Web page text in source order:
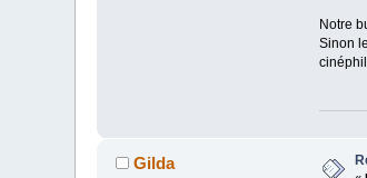
Notre
Sinon
Gilda